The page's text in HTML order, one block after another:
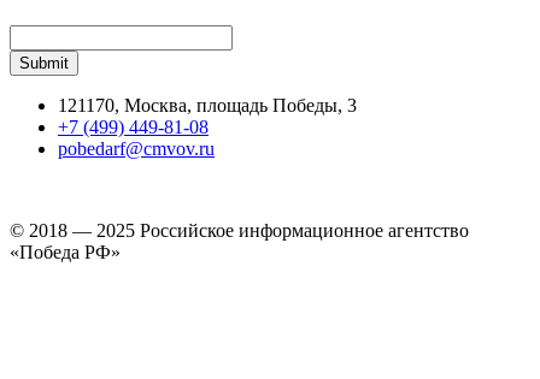
121170, Москва, площадь Победы, 3
+7 (499) 449-81-08
pobedarf@cmvov.ru
© 2018 — 2025 Российское информационное агентство
«Победа РФ»